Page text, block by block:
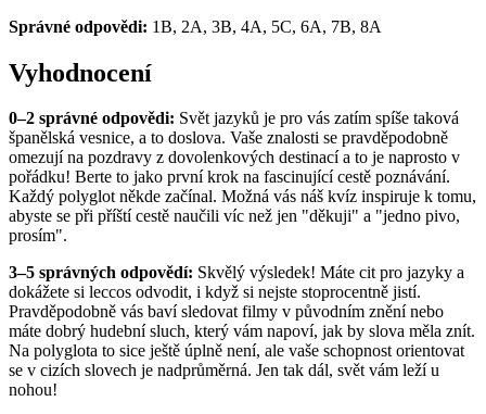
Správné odpovědi: 1B, 2A, 3B, 4A, 5C, 6A, 7B, 8A
Vyhodnocení
0–2 správné odpovědi: Svět jazyků je pro vás zatím spíše taková
španělská vesnice, a to doslova. Vaše znalosti se pravděpodobně
omezují na pozdravy z dovolenkových destinací a to je naprosto v
pořádku! Berte to jako první krok na fascinující cestě poznávání.
Každý polyglot někde začínal. Možná vás náš kvíz inspiruje k tomu,
abyste se při příští cestě naučili víc než jen "děkuji" a "jedno pivo,
prosím".
3–5 správných odpovědí: Skvělý výsledek! Máte cit pro jazyky a
dokážete si leccos odvodit, i když si nejste stoprocentně jistí.
Pravděpodobně vás baví sledovat filmy v původním znění nebo
máte dobrý hudební sluch, který vám napoví, jak by slova měla znít.
Na polyglota to sice ještě úplně není, ale vaše schopnost orientovat
se v cizích slovech je nadprůměrná. Jen tak dál, svět vám leží u
nohou!